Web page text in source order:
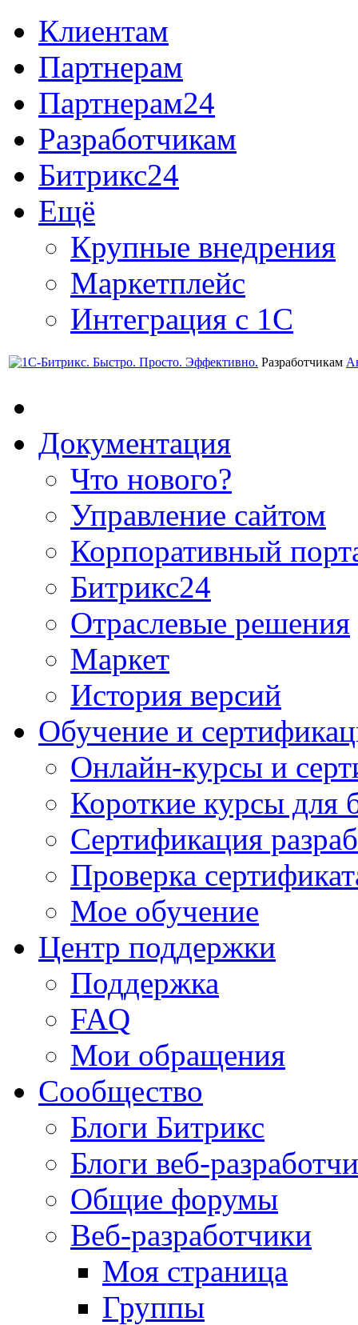
Клиентам
Партнерам
Партнерам24
Разработчикам
Битрикс24
Ещё
Крупные внедрения
Маркетплейс
Интеграция с 1С
Разработчикам
Документация
Что нового?
Управление сайтом
Корпоративный
Битрикс24
Отраслевые решения
Маркет
История версий
Обучение и
Онлайн-курсы и
Короткие курсы для
Сертификация
Проверка
Мое обучение
Центр поддержки
Поддержка
FAQ
Мои обращения
Сообщество
Блоги Битрикс
Блоги веб-
Общие форумы
Веб-разработчики
Моя страница
Группы